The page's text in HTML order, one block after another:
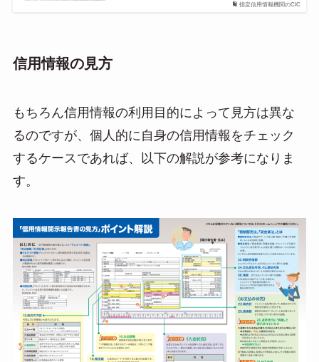
指定信用情報機関のCIC
信用情報の見方
もちろん信用情報の利用目的によって見方は異な
るのですが、個人的に自身の信用情報をチェック
するケースであれば、以下の解説が参考になりま
す。